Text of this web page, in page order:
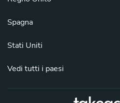
Spagna
Stati Uniti
Vedi tutti i paesi